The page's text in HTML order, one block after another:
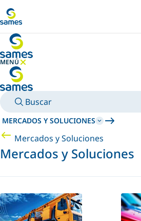
MENÚ
OCULTAR MENÚ
Buscar
MERCADOS Y SOLUCIONES
Mercados y Soluciones
Mercados y Soluciones